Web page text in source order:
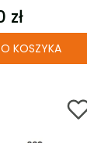
zł
KOSZYKA